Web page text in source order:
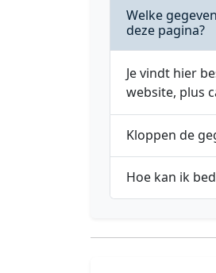
Welke
deze pagina?
Je vindt hier
website, plus
Kloppen de
Hoe kan ik